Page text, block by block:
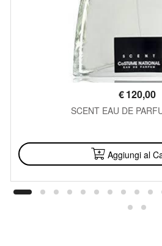
€120,00
SCENT EAU DE
Aggiungi al